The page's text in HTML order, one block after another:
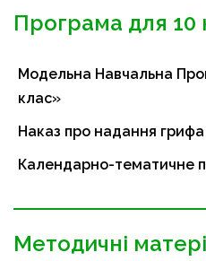
Програма для 10
Модельна Навчальна
клас»
Наказ про надання
Календарно-тематичне
Методичні